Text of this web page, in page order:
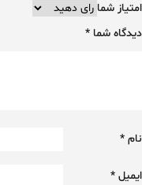
امتیاز شما
دیدگاه شما *
نام *
ایمیل *